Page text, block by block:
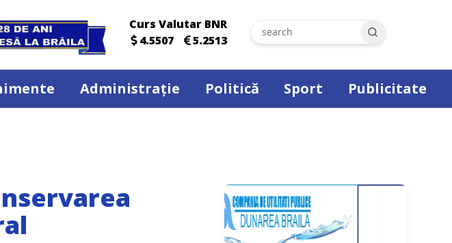
Curs Valutar BNR
4.5507
5.2513
Search
Administrație Politică Sport Publicitate